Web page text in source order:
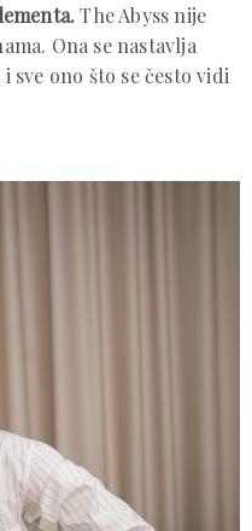
The Abyss nije
Ona se nastavlja
sve ono što se često vidi